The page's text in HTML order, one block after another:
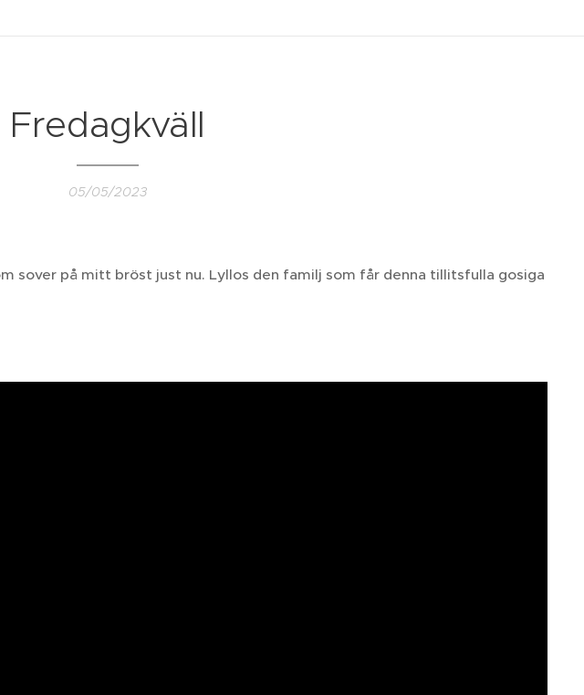
Fredagkväll
05/05/2023
sover på mitt bröst just nu. Lyllos den familj som får denna tillitsfulla gosiga